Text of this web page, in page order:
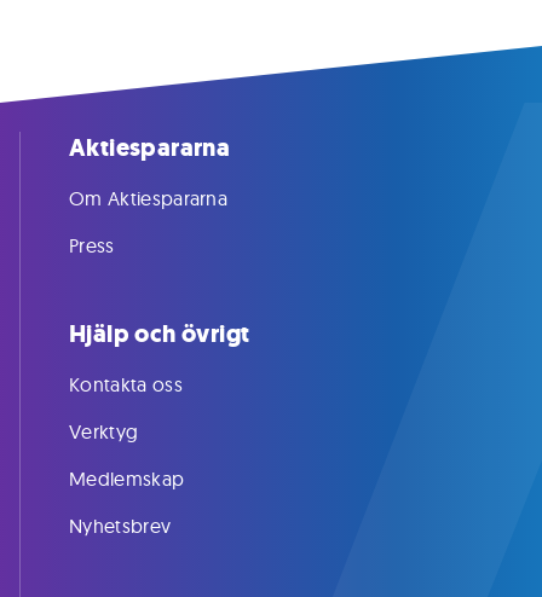
Aktiespararna
Om Aktiespararna
Press
Hjälp och övrigt
Kontakta oss
Verktyg
Medlemskap
Nyhetsbrev